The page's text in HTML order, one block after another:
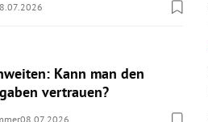
Kann man den
vertrauen?
08.07.2026